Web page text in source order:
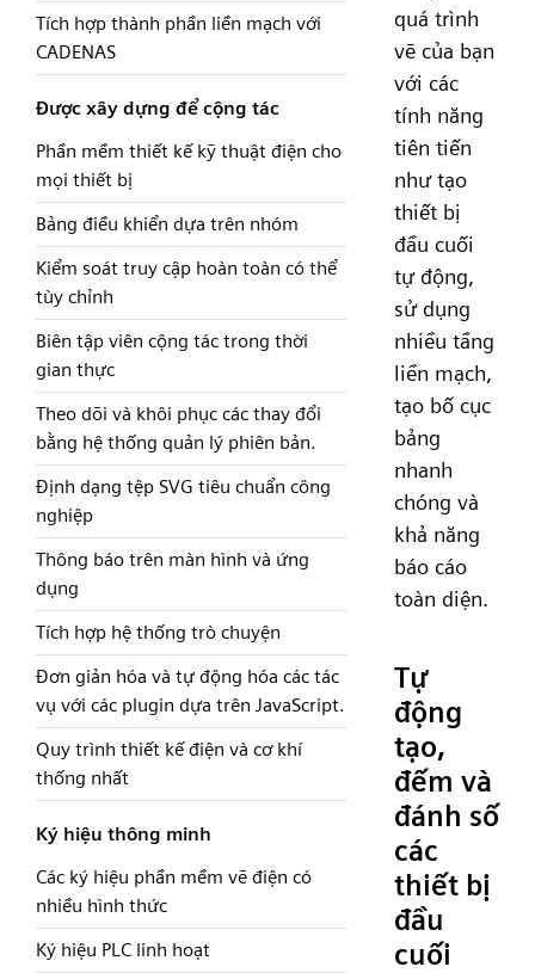
Tích hợp thành phần liền mạch với
CADENAS
Được xây dựng để cộng tác
Phần mềm thiết kế kỹ thuật điện cho
mọi thiết bị
Bảng điều khiển dựa trên nhóm
Kiểm soát truy cập hoàn toàn có thể
tùy chỉnh
Biên tập viên cộng tác trong thời
gian thực
Theo dõi và khôi phục các thay đổi
bằng hệ thống quản lý phiên bản.
Định dạng tệp SVG tiêu chuẩn công
nghiệp
Thông báo trên màn hình và ứng
dụng
Tích hợp hệ thống trò chuyện
Đơn giản hóa và tự động hóa các tác
vụ với các plugin dựa trên JavaScript.
Quy trình thiết kế điện và cơ khí
thống nhất
Ký hiệu thông minh
Các ký hiệu phần mềm vẽ điện có
nhiều hình thức
Ký hiệu PLC linh hoạt
quá trình
vẽ của bạn
với các
tính năng
tiên tiến
như tạo
thiết bị
đầu cuối
tự động,
sử dụng
nhiều tầng
liền mạch,
tạo bố cục
bảng
nhanh
chóng và
khả năng
báo cáo
toàn diện.
Tự
động
tạo,
đếm và
đánh số
các
thiết bị
đầu
cuối